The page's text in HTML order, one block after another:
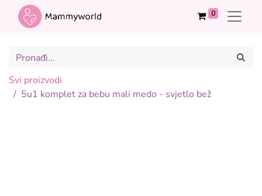
0
Svi proizvodi
5u1 komplet za bebu mali medo - svjetlo bež